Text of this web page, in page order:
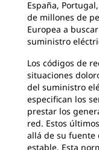
España,
de millones de
Europea a
suministro
Los códigos de
situaciones
del suministro
especifican los
prestar los
red. Estos
allá de su fuente
estable. Esta